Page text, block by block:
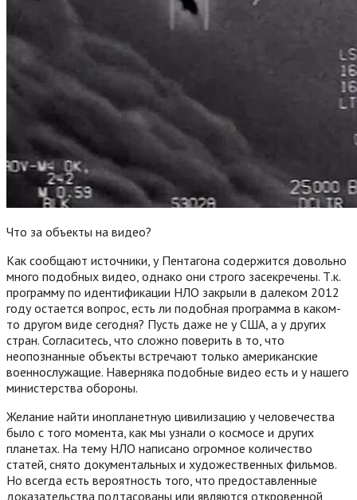
Что за объекты на видео?
Как сообщают источники, у Пентагона содержится довольно
много подобных видео, однако они строго засекречены. Т.к.
программу по идентификации НЛО закрыли в далеком 2012
году остается вопрос, есть ли подобная программа в каком-
то другом виде сегодня? Пусть даже не у США, а у других
стран. Согласитесь, что сложно поверить в то, что
неопознанные объекты встречают только американские
военнослужащие. Наверняка подобные видео есть и у нашего
министерства обороны.
Желание найти инопланетную цивилизацию у человечества
было с того момента, как мы узнали о космосе и других
планетах. На тему НЛО написано огромное количество
статей, снято документальных и художественных фильмов.
Но всегда есть вероятность того, что предоставленные
доказательства подтасованы или являются откровенной